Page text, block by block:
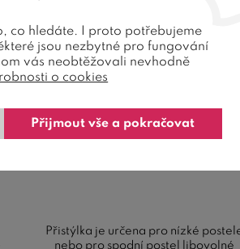
Úložný prostor velký -
Přistýlka je určena pro nízké
nebo pro spodní postel libovolné
co hledáte. I proto potřebujeme
jsou nezbytné pro fungování
vás neobtěžovali nevhodně
o cookies
Přijmout vše a pokračovat